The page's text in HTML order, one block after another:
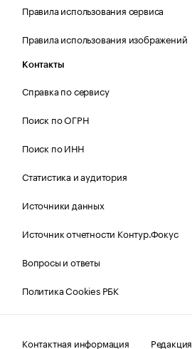
Правила использования сервиса
Правила использования изображений
Контакты
Справка по сервису
Поиск по ОГРН
Поиск по ИНН
Статистика и аудитория
Источники данных
Источник отчетности Контур.Фокус
Вопросы и ответы
Политика Cookies РБК
Контактная информация Редакция